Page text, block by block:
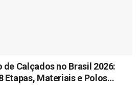
Calçados no Brasil 2026:
Etapas, Materiais e Polos